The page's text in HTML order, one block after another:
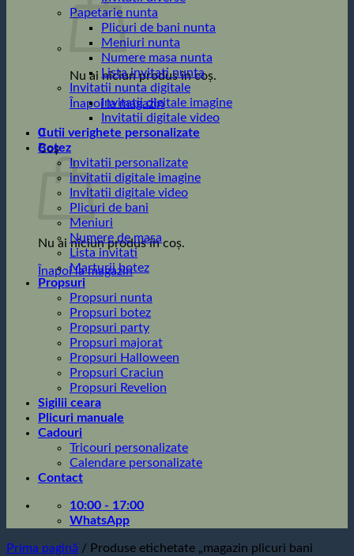
Nu ai niciun produs în coș.
Înapoi la magazin
0
Coș
Nu ai niciun produs în coș.
Înapoi la magazin
Papetarie nunta
Plicuri de bani nunta
Meniuri nunta
Numere masa nunta
Lista invitati nunta
Invitatii nunta digitale
Invitatii digitale imagine
Invitatii digitale video
Cutii verighete personalizate
Botez
Invitatii personalizate
invitatii digitale imagine
Invitatii digitale video
Plicuri de bani
Meniuri
Numere de masa
Lista invitati
Marturii botez
Propsuri
Propsuri nunta
Propsuri botez
Propsuri party
Propsuri majorat
Propsuri Halloween
Propsuri Craciun
Propsuri Revelion
Sigilii ceara
Plicuri manuale
Cadouri
Tricouri personalizate
Calendare personalizate
Contact
10:00 - 17:00
WhatsApp
Prima pagină / Produse etichetate „magazin plicuri bani